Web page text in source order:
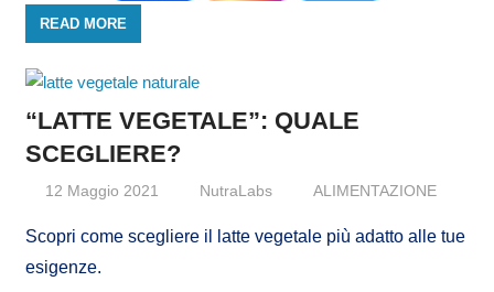
READ MORE
“LATTE VEGETALE”: QUALE
SCEGLIERE?
12 Maggio 2021 NutraLabs ALIMENTAZIONE
Scopri come scegliere il latte vegetale più adatto alle tue
esigenze.